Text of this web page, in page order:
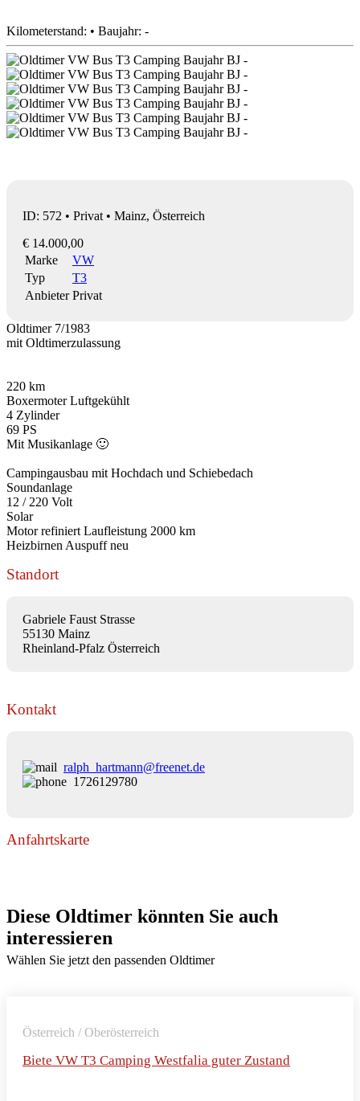
Kilometerstand: • Baujahr: -
ID: 572 • Privat • Mainz, Österreich
€ 14.000,00
Marke
VW
Typ
T3
Anbieter Privat
Oldtimer 7/1983
mit Oldtimerzulassung
220 km
Boxermoter Luftgekühlt
4 Zylinder
69 PS
Mit Musikanlage 🙂
Campingausbau mit Hochdach und Schiebedach
Soundanlage
12 / 220 Volt
Solar
Motor refiniert Laufleistung 2000 km
Heizbirnen Auspuff neu
Standort
Gabriele Faust Strasse
55130 Mainz
Rheinland-Pfalz Österreich
Kontakt
ralph_hartmann@freenet.de
1726129780
Anfahrtskarte
Diese Oldtimer könnten Sie auch
interessieren
Wählen Sie jetzt den passenden Oldtimer
Österreich / Oberösterreich
Biete VW T3 Camping Westfalia guter Zustand